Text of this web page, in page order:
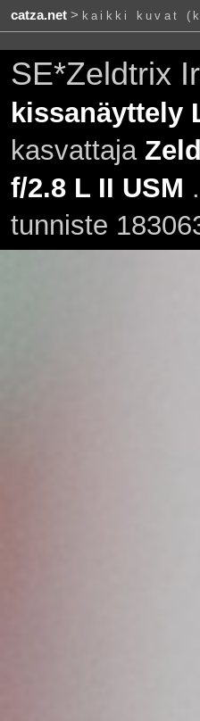
catza.net> kaikki kuvat
SE*Zeldtrix
kissanäyttely
kasvattaja
f/2.8 L II USM .
tunniste